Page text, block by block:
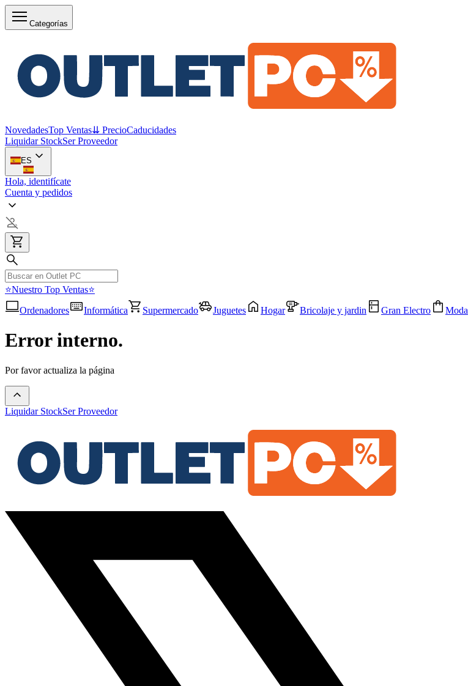
Categorías
NovedadesTop Ventas⇊ PrecioCaducidades
Liquidar StockSer Proveedor
ES
Hola, identifícate
Cuenta y pedidos
⭐Nuestro Top Ventas⭐
Ordenadores
Informática Supermercado Juguetes Hogar Bricolaje y jardin Gran Electro Moda
Error interno.
Por favor actualiza la página
Liquidar StockSer Proveedor